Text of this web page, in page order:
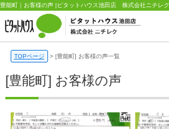
豊能町｜お客様の声 |ピタットハウス池田店 株式会社ニチレク
TOPページ > [豊能町] お客様の声一覧
[豊能町] お客様の声